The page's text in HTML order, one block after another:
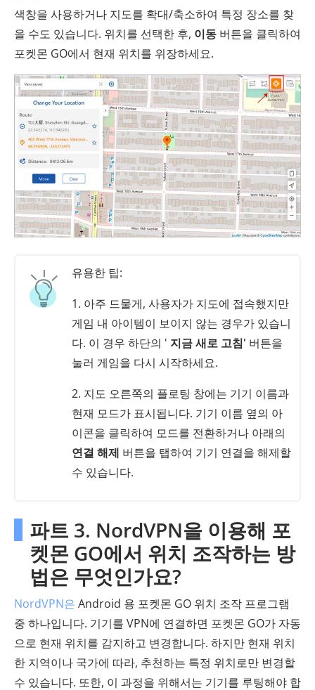
색창을 사용하거나 지도를 확대/축소하여 특정 장소를 찾
을 수도 있습니다. 위치를 선택한 후, 이동 버튼을 클릭하여
포켓몬 GO에서 현재 위치를 위장하세요.
유용한 팁:
1. 아주 드물게, 사용자가 지도에 접속했지만
게임 내 아이템이 보이지 않는 경우가 있습니
다. 이 경우 하단의 ' 지금 새로 고침' 버튼을
눌러 게임을 다시 시작하세요.
2. 지도 오른쪽의 플로팅 창에는 기기 이름과
현재 모드가 표시됩니다. 기기 이름 옆의 아
이콘을 클릭하여 모드를 전환하거나 아래의
연결 해제 버튼을 탭하여 기기 연결을 해제할
수 있습니다.
파트 3. NordVPN을 이용해 포
켓몬 GO에서 위치 조작하는 방
법은 무엇인가요?
NordVPN은 Android 용 포켓몬 GO 위치 조작 프로그램
중 하나입니다. 기기를 VPN에 연결하면 포켓몬 GO가 자동
으로 현재 위치를 감지하고 변경합니다. 하지만 현재 위치
한 지역이나 국가에 따라, 추천하는 특정 위치로만 변경할
수 있습니다. 또한, 이 과정을 위해서는 기기를 루팅해야 합